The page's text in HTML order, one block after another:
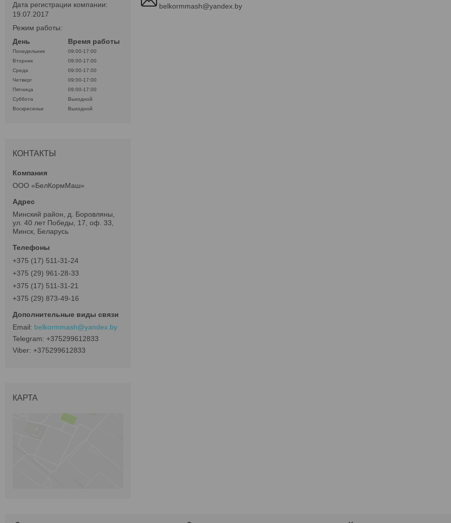
belkormmash@yandex.by
Дата регистрации компании:
19.07.2017
Режим работы:
День
Время работы
Понедельник
09:00-17:00
Вторник
09:00-17:00
Среда
09:00-17:00
Четверг
09:00-17:00
Пятница
09:00-17:00
Суббота
Выходной
Воскресенье
Выходной
КОНТАКТЫ
ООО «БелКормМаш»
Минский район, д. Боровляны,
ул. 40 лет Победы, 17, оф. 33,
Минск, Беларусь
+375 (17) 511-31-24
+375 (29) 961-28-33
+375 (17) 511-31-21
+375 (29) 873-49-16
belkormmash@yandex.by
+375299612833
+375299612833
КАРТА